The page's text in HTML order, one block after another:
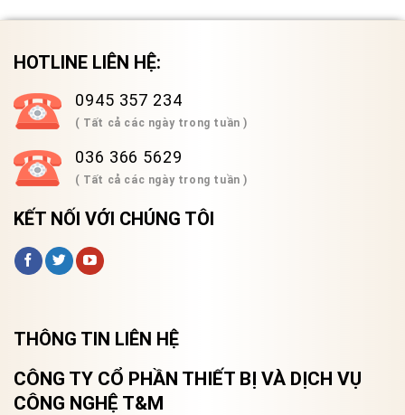
HOTLINE LIÊN HỆ:
0945 357 234
( Tất cả các ngày trong tuần )
036 366 5629
( Tất cả các ngày trong tuần )
KẾT NỐI VỚI CHÚNG TÔI
THÔNG TIN LIÊN HỆ
CÔNG TY CỔ PHẦN THIẾT BỊ VÀ DỊCH VỤ
CÔNG NGHỆ T&M